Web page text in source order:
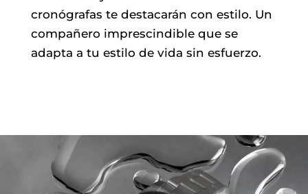
cronógrafas te destacarán con estilo. Un
compañero imprescindible que se
adapta a tu estilo de vida sin esfuerzo.